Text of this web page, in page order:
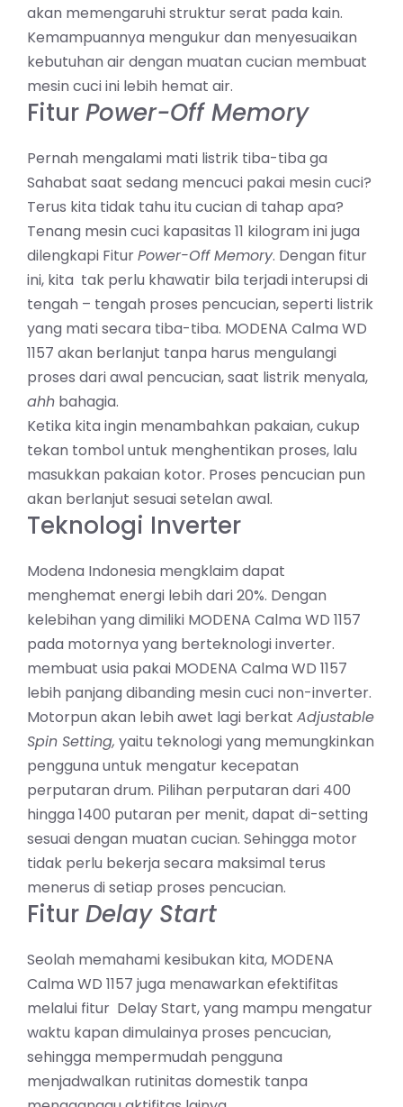
akan memengaruhi struktur serat pada kain.
Kemampuannya mengukur dan menyesuaikan
kebutuhan air dengan muatan cucian membuat
mesin cuci ini lebih hemat air.
FiturPower-Off Memory
Pernah mengalami mati listrik tiba-tiba ga
Sahabat saat sedang mencuci pakai mesin cuci?
Terus kita tidak tahu itu cucian di tahap apa?
Tenang mesin cuci kapasitas 11 kilogram ini juga
dilengkapi FiturPower-Off Memory. Dengan fitur
ini, kita tak perlu khawatir bila terjadi interupsi di
tengah – tengah proses pencucian, seperti listrik
yang mati secara tiba-tiba. MODENA Calma WD
1157 akan berlanjut tanpa harus mengulangi
proses dari awal pencucian, saat listrik menyala,
ahh bahagia.
Ketika kita ingin menambahkan pakaian, cukup
tekan tombol untuk menghentikan proses, lalu
masukkan pakaian kotor. Proses pencucian pun
akan berlanjut sesuai setelan awal.
Teknologi Inverter
Modena Indonesia mengklaim dapat
menghemat energi lebih dari 20%. Dengan
kelebihan yang dimiliki MODENA Calma WD 1157
pada motornya yang berteknologi inverter.
membuat usia pakai MODENA Calma WD 1157
lebih panjang dibanding mesin cuci non-inverter.
Motorpun akan lebih awet lagi berkat Adjustable
Spin Setting, yaitu teknologi yang memungkinkan
pengguna untuk mengatur kecepatan
perputaran drum. Pilihan perputaran dari 400
hingga 1400 putaran per menit, dapat di-setting
sesuai dengan muatan cucian. Sehingga motor
tidak perlu bekerja secara maksimal terus
menerus di setiap proses pencucian.
FiturDelay Start
Seolah memahami kesibukan kita, MODENA
Calma WD 1157 juga menawarkan efektifitas
melalui fitur Delay Start, yang mampu mengatur
waktu kapan dimulainya proses pencucian,
sehingga mempermudah pengguna
menjadwalkan rutinitas domestik tanpa